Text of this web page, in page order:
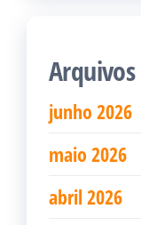
Arquivos
junho 2026
maio 2026
abril 2026